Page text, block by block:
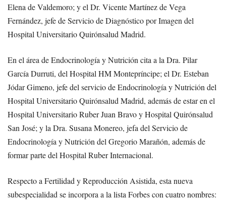
Elena de Valdemoro; y el Dr. Vicente Martínez de Vega
Fernández, jefe de Servicio de Diagnóstico por Imagen del
Hospital Universitario Quirónsalud Madrid.
En el área de Endocrinología y Nutrición cita a la Dra. Pilar
García Durruti, del Hospital HM Montepríncipe; el Dr. Esteban
Jódar Gimeno, jefe del servicio de Endocrinología y Nutrición del
Hospital Universitario Quirónsalud Madrid, además de estar en el
Hospital Universitario Ruber Juan Bravo y Hospital Quirónsalud
San José; y la Dra. Susana Monereo, jefa del Servicio de
Endocrinología y Nutrición del Gregorio Marañón, además de
formar parte del Hospital Ruber Internacional.
Respecto a Fertilidad y Reproducción Asistida, esta nueva
subespecialidad se incorpora a la lista Forbes con cuatro nombres: